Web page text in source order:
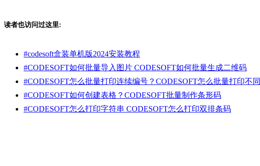
读者也访问过这里:
#codesoft盒装单机版2024安装教程
#CODESOFT如何批量导入图片 CODESOFT如何批量生成二维码
#CODESOFT怎么批量打印连续编号？CODESOFT怎么批量打印不
#CODESOFT如何创建表格？CODESOFT批量制作条形码
#CODESOFT怎么打印字符串 CODESOFT怎么打印双排条码